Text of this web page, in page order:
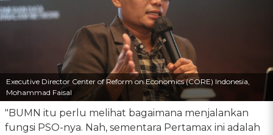
Executive Director Center of Reform on Economics (CORE) Indonesia,
Mohammad Faisal
"BUMN itu perlu melihat bagaimana menjalankan
fungsi PSO-nya. Nah, sementara Pertamax ini adalah